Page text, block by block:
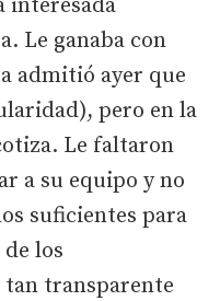
interesada
Le ganaba con
admitió ayer que
pero en la
Le faltaron
a su equipo y no
suficientes para
los
tan transparente